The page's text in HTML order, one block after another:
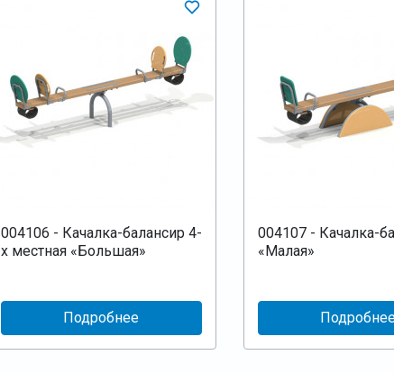
004106 - Качалка-балансир 4-
х местная «Большая»
Подробнее
004107 - Качалка-
«Малая»